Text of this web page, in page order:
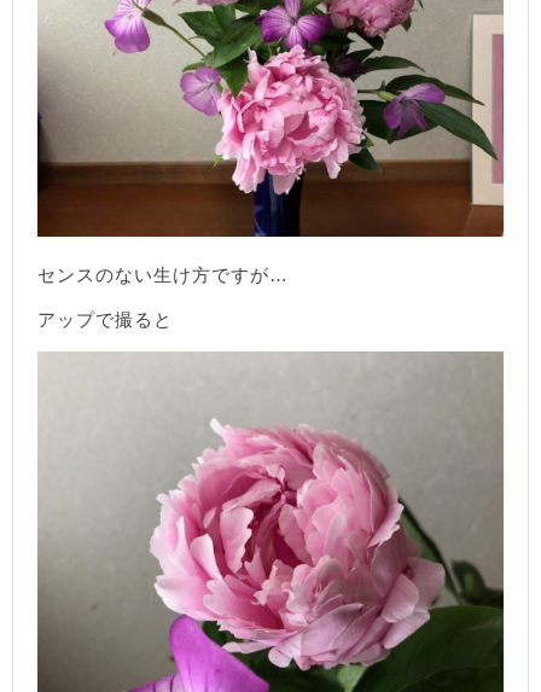
センスのない生け方ですが…
アップで撮ると